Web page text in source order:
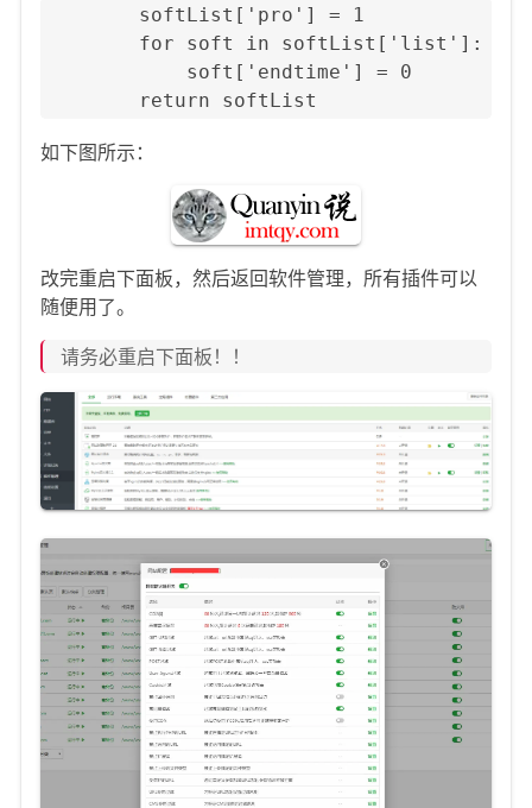
        softList['pro'] = 1
        for soft in softList['list']:
            soft['endtime'] = 0
        return softList
如下图所示：
改完重启下面板，然后返回软件管理，所有插件可以
随便用了。
请务必重启下面板！！